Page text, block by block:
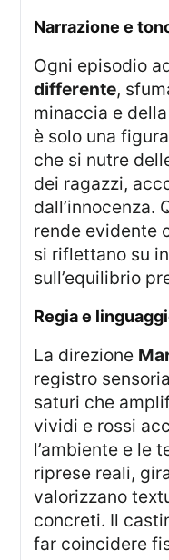
narrazione e
Ogni episodio
differente,
minaccia e
è solo una
che si nutre
dei ragazzi,
dall’innocenza.
rende evidente
si riflettano su
sull’equilibrio
regia e
La direzione
registro
saturi che
vividi e rossi
l’ambiente e le
riprese reali,
valorizzano
concreti. Il
far coincidere